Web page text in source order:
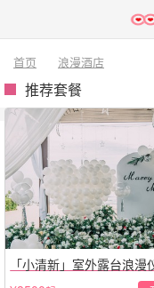
首页 浪漫酒店
推荐套餐
「小清新」室外露台浪漫